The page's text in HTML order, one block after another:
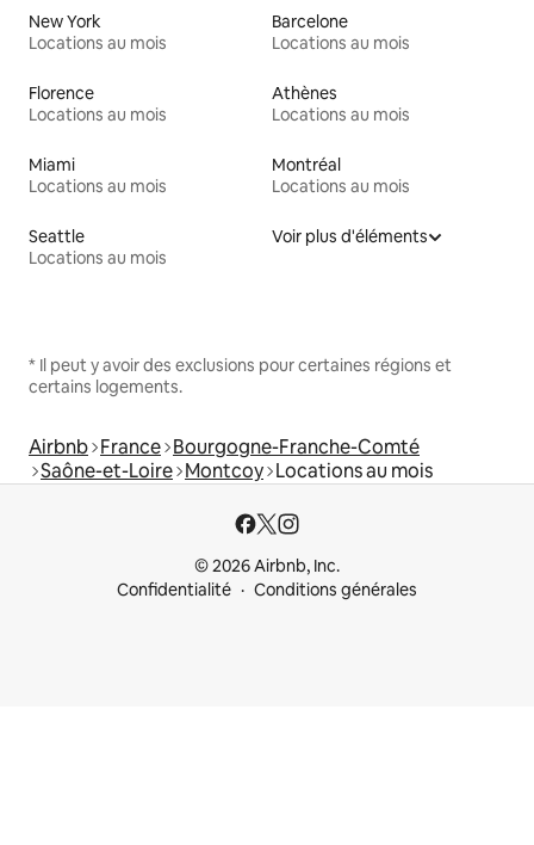
New York
Locations au mois
Barcelone
Locations au mois
Florence
Locations au mois
Athènes
Locations au mois
Miami
Locations au mois
Montréal
Locations au mois
Seattle
Locations au mois
Voir plus d'éléments
* Il peut y avoir des exclusions pour certaines régions et
certains logements.
Airbnb France Bourgogne-Franche-Comté
Saône-et-Loire Montcoy Locations au mois
© 2026 Airbnb, Inc.
Confidentialité
Conditions générales